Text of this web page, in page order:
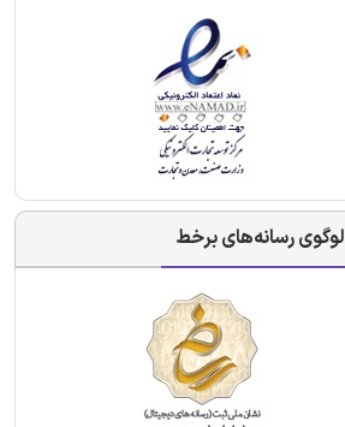
لوگوی رسانه‌های برخط